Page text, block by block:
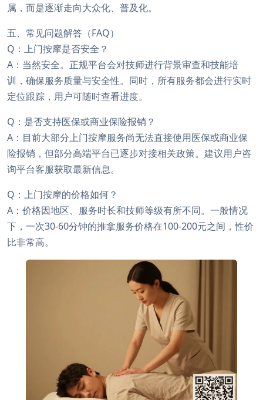
属，而是逐渐走向大众化、普及化。
五、常见问题解答（FAQ）
Q：上门按摩是否安全？
A：当然安全。正规平台会对技师进行背景审查和技能培
训，确保服务质量与安全性。同时，所有服务都会进行实时
定位跟踪，用户可随时查看进度。
Q：是否支持医保或商业保险报销？
A：目前大部分上门按摩服务尚无法直接使用医保或商业保
险报销，但部分高端平台已逐步对接相关政策。建议用户咨
询平台客服获取最新信息。
Q：上门按摩的价格如何？
A：价格因地区、服务时长和技师等级有所不同。一般情况
下，一次30-60分钟的推拿服务价格在100-200元之间，性价
比非常高。